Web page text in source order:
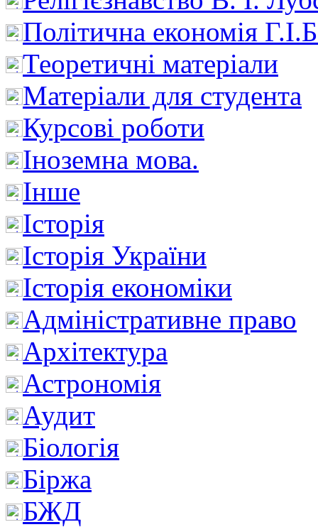
Політична економія
Теоретичні матеріали
Матеріали для студента
Курсові роботи
Іноземна мова.
Інше
Історія
Історія України
Історія економіки
Адміністративне право
Архітектура
Астрономія
Аудит
Біологія
Біржа
БЖД